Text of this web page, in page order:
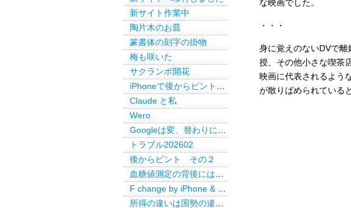
な映画でした。
・・・
身に覚えのないDVで
授、その他小さな喫茶
映画に代表されるよう
が散りばめられている
類
別
に
新サイト作業中
陶片木のお皿
篆書体の刻字の掛物
梅も咲いた
サクランボ開花
Claude と私
Wero
トラブル202602
後からピント その２